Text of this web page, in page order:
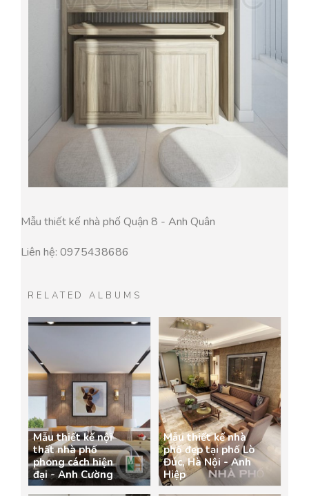
Mẫu thiết kế nhà phố Quận 8 - Anh Quân
Liên hệ: 0975438686
RELATED ALBUMS
Mẫu thiết kế nội
thất nhà phố
phong cách hiện
đại - Anh Cường
Mẫu thiết kế nhà
phố đẹp tại phố Lò
Đúc, Hà Nội - Anh
Hiệp